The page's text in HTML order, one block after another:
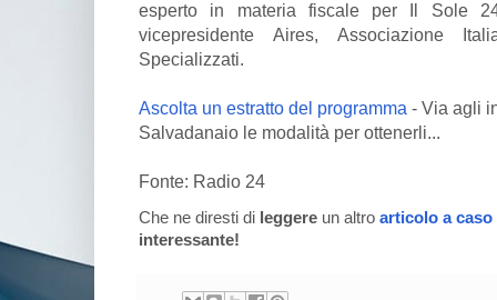
esperto in materia fiscale per Il Sole
vicepresidente Aires, Associazione
Specializzati.
Ascolta un estratto del programma - Via agli
Salvadanaio le modalità per ottenerli...
Fonte: Radio 24
Che ne diresti di leggere un altro articolo a caso
interessante!